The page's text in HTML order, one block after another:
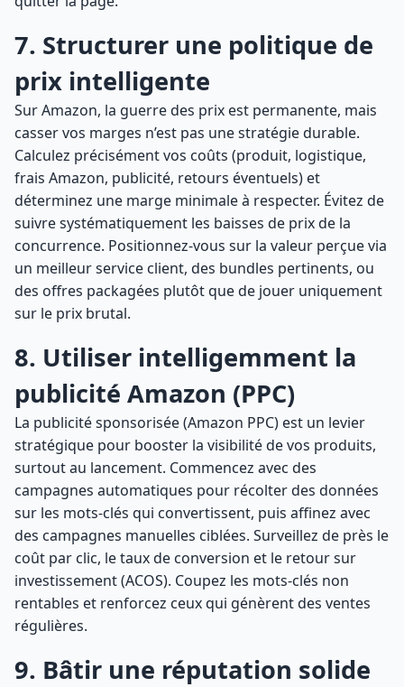
7. Structurer une politique de
prix intelligente
Sur Amazon, la guerre des prix est permanente, mais
casser vos marges n’est pas une stratégie durable.
Calculez précisément vos coûts (produit, logistique,
frais Amazon, publicité, retours éventuels) et
déterminez une marge minimale à respecter. Évitez de
suivre systématiquement les baisses de prix de la
concurrence. Positionnez-vous sur la valeur perçue via
un meilleur service client, des bundles pertinents, ou
des offres packagées plutôt que de jouer uniquement
sur le prix brutal.
8. Utiliser intelligemment la
publicité Amazon (PPC)
La publicité sponsorisée (Amazon PPC) est un levier
stratégique pour booster la visibilité de vos produits,
surtout au lancement. Commencez avec des
campagnes automatiques pour récolter des données
sur les mots-clés qui convertissent, puis affinez avec
des campagnes manuelles ciblées. Surveillez de près le
coût par clic, le taux de conversion et le retour sur
investissement (ACOS). Coupez les mots-clés non
rentables et renforcez ceux qui génèrent des ventes
régulières.
9. Bâtir une réputation solide